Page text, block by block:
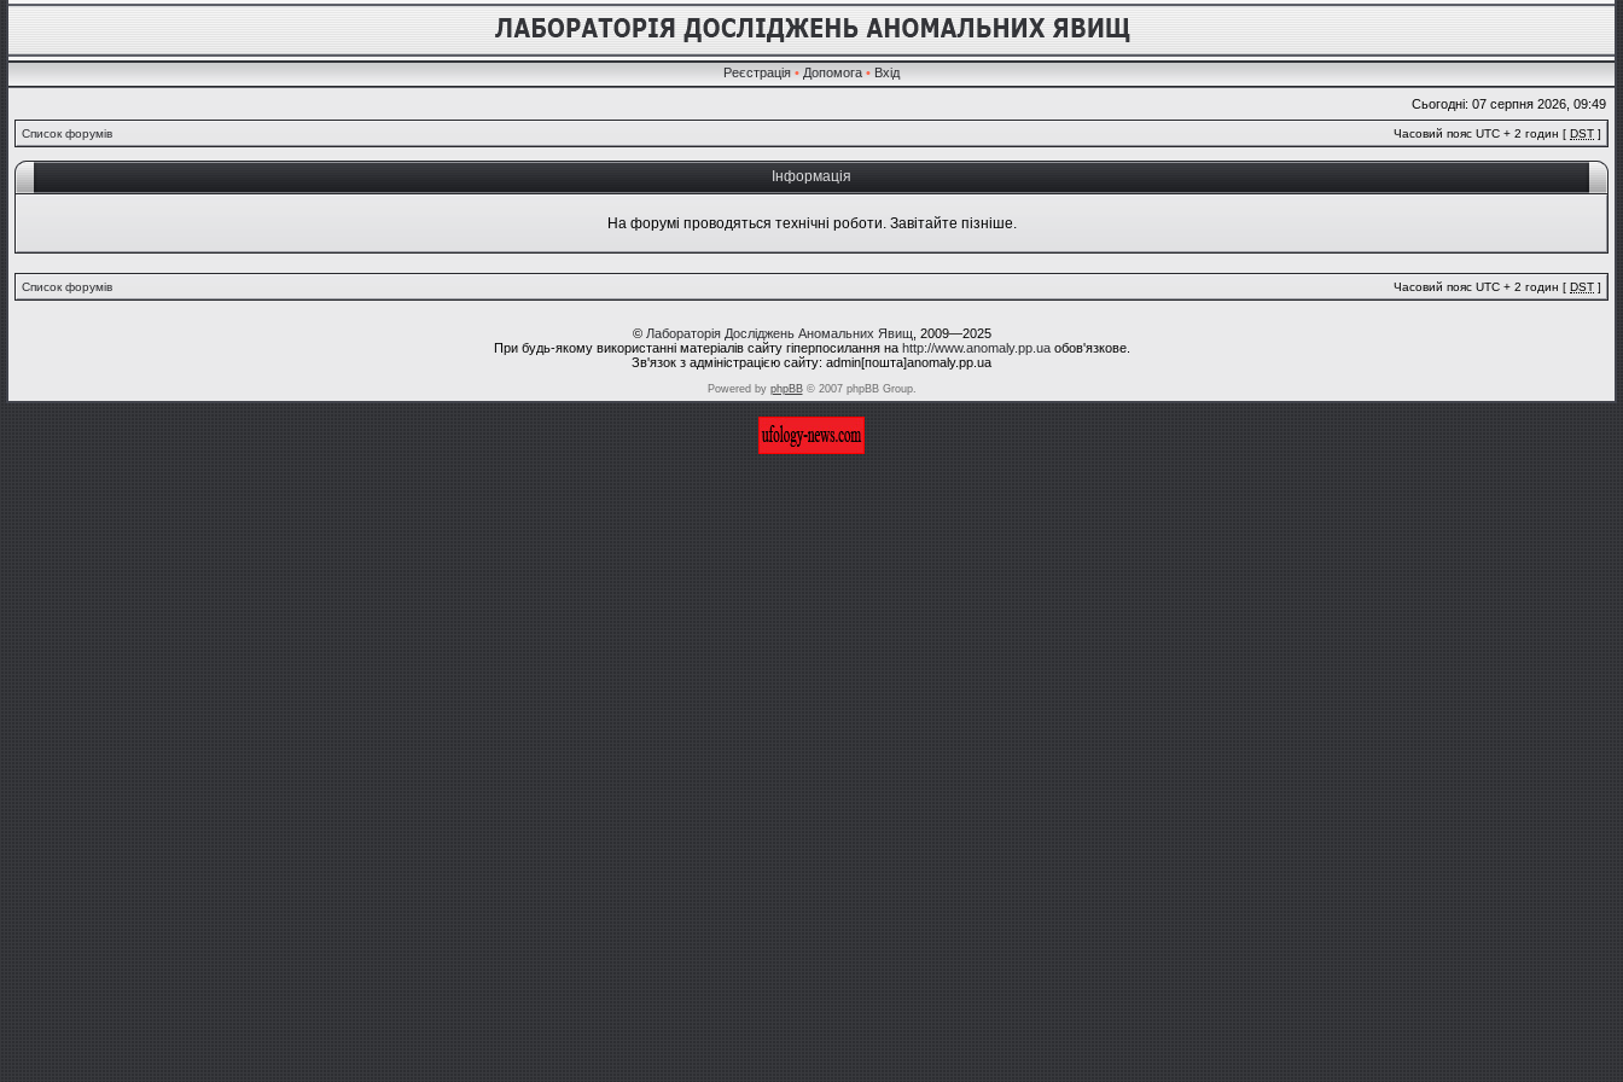
Реєстрація • Допомога • Вхід
Сьогодні: 07 серпня 2026, 09:49
Список форумів Часовий пояс UTC + 2 годин [ DST ]
Інформація
На форумі проводяться технічні роботи. Завітайте пізніше.
Список форумів Часовий пояс UTC + 2 годин [ DST ]
© Лабораторія Досліджень Аномальних Явищ , 2009—2025
При будь-якому використанні матеріалів сайту гіперпосилання на http://www.anomaly.pp.uaобов'язкове.
Зв'язок з адміністрацією сайту: admin[пошта]anomaly.pp.ua
Powered by phpBB© 2007 phpBB Group.